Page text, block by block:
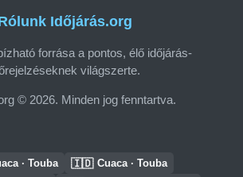
Időjárás.org
forrása a pontos, élő időjárás-
világszerte.
© 2026. Minden jog fenntartva.
· Touba 🇮🇩 Cuaca · Touba